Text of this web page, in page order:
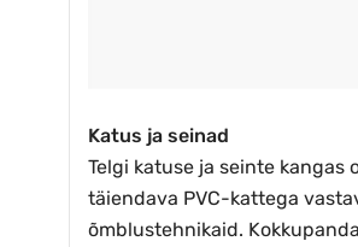
Katus ja seinad
Telgi katuse ja seinte
täiendava PVC-kattega
õmblustehnikaid.